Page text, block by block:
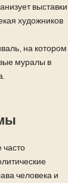
выставки
художников
на котором
муралы в
часто
человека и